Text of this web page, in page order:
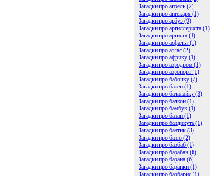
Загадки про апрель (2)
Загадки про аптекаря (1)
Загадки про арбуз (9)
Загадки про артиллериста (1)
Загадки про артиста (1)
Загадки про асфальт (1)
Загадки про атлас (2)
Загадки про африку (1)
Загадки про аэродром (1)
Загадки про аэропорт (1)
Загадки про бабочку (7)
Загадки про бакен (1)
Загадки про балалайку (3)
Загадки про балкон (1)
Загадки про бамбук (1)
Загадки про банан (1)
Загадки про бандикута (1)
Загадки про бантик (3)
Загадки про баню (2)
Загадки про баобаб (1)
Загадки про барабан (6)
Загадки про барана (6)
Загадки про баранки (1)
Загадки про барбарис (1)